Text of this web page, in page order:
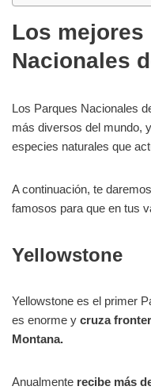
Los mejores
Nacionales
Los Parques Nacionales
más diversos del mundo,
especies naturales que
A continuación, te
famosos para que en tus
Yellowstone
Yellowstone es el primer
es enorme y cruza
Montana.
Anualmente recibe más